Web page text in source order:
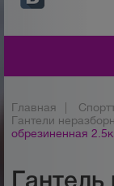
Главная
Гантели
обрезиненная
Гантель